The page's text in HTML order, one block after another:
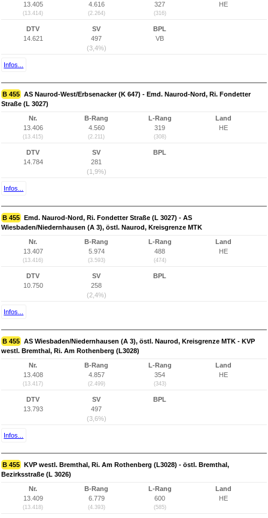
13.405
(13.414)
4.616
(2.264)
327
(316)
HE
DTV
14.621
SV
497
(3,4%)
BPL
VB
Infos...
B 455 AS Naurod-West/Erbsenacker (K 647) - Emd. Naurod-Nord, Ri. Fondetter
Straße (L 3027)
Nr.
13.406
(13.415)
B-Rang
4.560
(2.211)
L-Rang
319
(308)
Land
HE
DTV
14.784
SV
281
(1,9%)
BPL
Infos...
B 455 Emd. Naurod-Nord, Ri. Fondetter Straße (L 3027) - AS
Wiesbaden/Niedernhausen (A 3), östl. Naurod, Kreisgrenze MTK
Nr.
13.407
(13.416)
B-Rang
5.974
(3.593)
L-Rang
488
(474)
Land
HE
DTV
10.750
SV
258
(2,4%)
BPL
Infos...
B 455 AS Wiesbaden/Niedernhausen (A 3), östl. Naurod, Kreisgrenze MTK - KVP
westl. Bremthal, Ri. Am Rothenberg (L3028)
Nr.
13.408
(13.417)
B-Rang
4.857
(2.499)
L-Rang
354
(343)
Land
HE
DTV
13.793
SV
497
(3,6%)
BPL
Infos...
B 455 KVP westl. Bremthal, Ri. Am Rothenberg (L3028) - östl. Bremthal,
Bezirksstraße (L 3026)
Nr.
13.409
(13.418)
B-Rang
6.779
(4.393)
L-Rang
600
(585)
Land
HE